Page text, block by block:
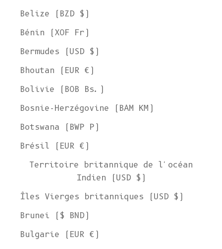
Belize (BZD $)
Bénin (XOF Fr)
Bermudes (USD $)
Bhoutan (EUR €)
Bolivie (BOB Bs.)
Bosnie-Herzégovine (BAM КМ)
Botswana (BWP P)
Brésil (EUR €)
Territoire britannique de l'océan
Indien (USD $)
Îles Vierges britanniques (USD $)
Brunei ($ BND)
Bulgarie (EUR €)